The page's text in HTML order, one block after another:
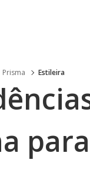
Prisma Estileira